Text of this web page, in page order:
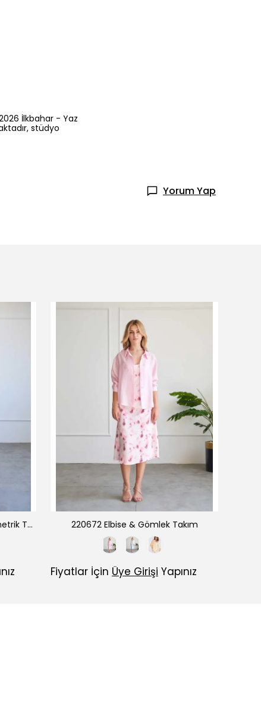
İlkbahar - Yaz
stüdyo
Yorum Yap
220671 Benek Desenli Şifon Asimetrik Takım 220672 Elbise & Gömlek Takım
Fiyatlar İçin Üye Girişi Yapınız